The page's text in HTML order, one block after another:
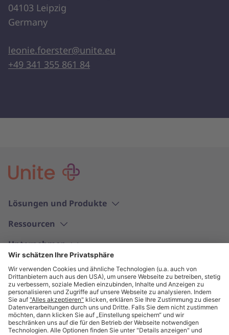
04103 Leipzig
Germany
leonie.foerster@unite.eu
+49 341 355 861 84
Lösungen und Produkte
Ressourcen
Unternehmen